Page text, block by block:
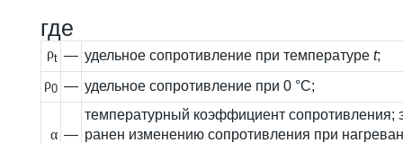
где
ρt — удельное сопротивление при температуре t;
ρ0 — удельное сопротивление при 0 °С;
α —
температурный коэффициент сопротивления;
ранен изменению сопротивления при